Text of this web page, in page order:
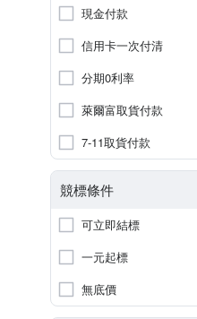
現金付款
信用卡一次付清
分期0利率
萊爾富取貨付款
7-11取貨付款
競標條件
可立即結標
一元起標
無底價